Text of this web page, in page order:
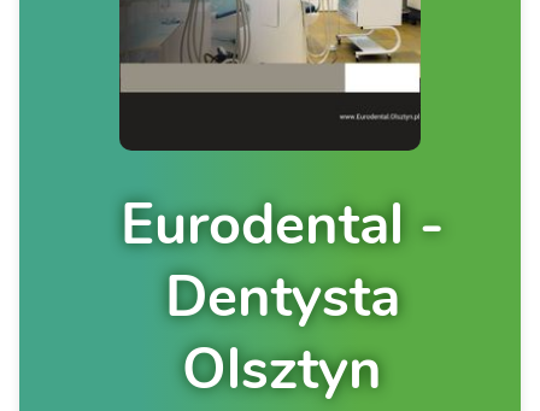
Eurodental -
Dentysta
Olsztyn